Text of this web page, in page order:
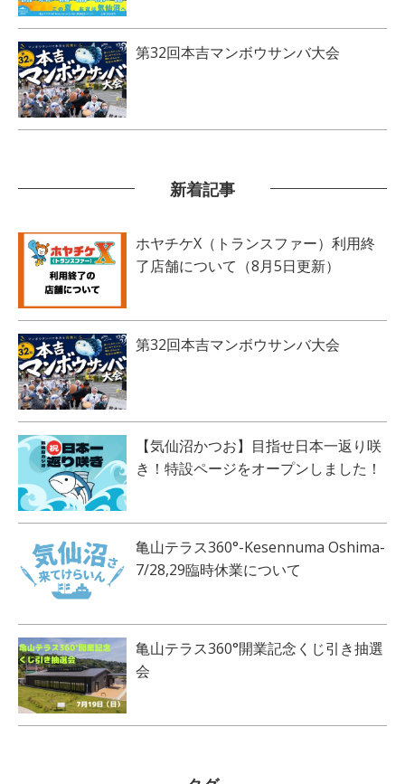
第32回本吉マンボウサンバ大会
新着記事
ホヤチケX（トランスファー）利用終
了店舗について（8月5日更新）
第32回本吉マンボウサンバ大会
【気仙沼かつお】目指せ日本一返り咲
き！特設ページをオープンしました！
亀山テラス360°-Kesennuma Oshima-
7/28,29臨時休業について
亀山テラス360°開業記念くじ引き抽選
会